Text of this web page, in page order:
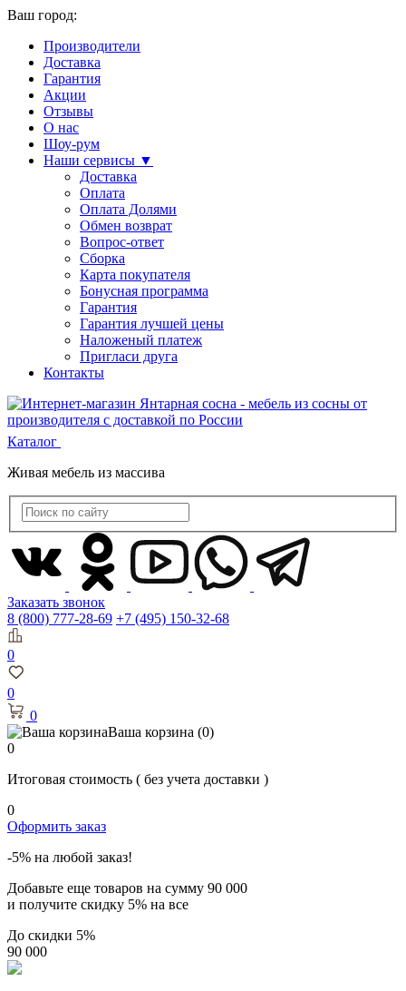
Ваш город:
Производители
Доставка
Гарантия
Акции
Отзывы
О нас
Шоу-рум
Наши сервисы ▼
Доставка
Оплата
Оплата Долями
Обмен возврат
Вопрос-ответ
Сборка
Карта покупателя
Бонусная программа
Гарантия
Гарантия лучшей цены
Наложеный платеж
Пригласи друга
Контакты
Каталог
Живая мебель из массива
Заказать звонок
8 (800) 777-28-69 +7 (495) 150-32-68
0
0
0
Ваша корзина (0)
0
Итоговая стоимость ( без учета доставки )
0
Оформить заказ
-5% на любой заказ!
Добавьте еще товаров на сумму 90 000
и получите скидку 5% на все
До скидки 5%
90 000